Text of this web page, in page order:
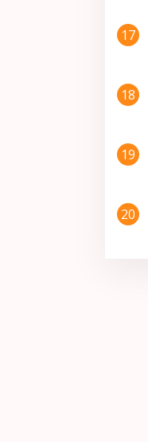
17
18
19
20